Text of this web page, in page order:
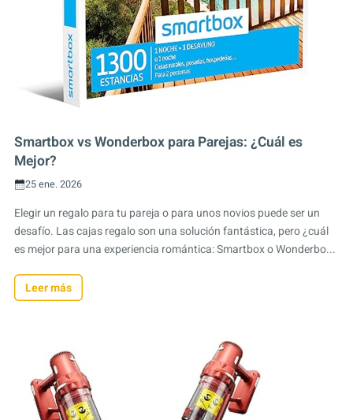
Smartbox vs Wonderbox para Parejas: ¿Cuál es
Mejor?
25 ene. 2026
Elegir un regalo para tu pareja o para unos novios puede ser un
desafío. Las cajas regalo son una solución fantástica, pero ¿cuál
es mejor para una experiencia romántica: Smartbox o Wonderbo...
Leer más